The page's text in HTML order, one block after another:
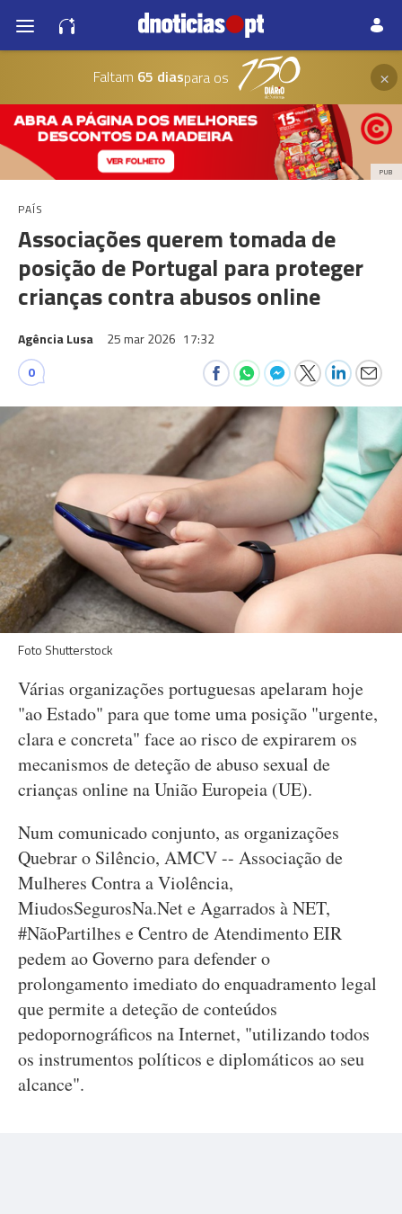
Faltam 65 diaspara os ×
PUB
PAÍS
Associações querem tomada de
posição de Portugal para proteger
crianças contra abusos online
Agência Lusa 25 mar 2026 17:32
0
Foto Shutterstock
Várias organizações portuguesas apelaram hoje
"ao Estado" para que tome uma posição "urgente,
clara e concreta" face ao risco de expirarem os
mecanismos de deteção de abuso sexual de
crianças online na União Europeia (UE).
Num comunicado conjunto, as organizações
Quebrar o Silêncio, AMCV -- Associação de
Mulheres Contra a Violência,
MiudosSegurosNa.Net e Agarrados à NET,
#NãoPartilhes e Centro de Atendimento EIR
pedem ao Governo para defender o
prolongamento imediato do enquadramento legal
que permite a deteção de conteúdos
pedopornográficos na Internet, "utilizando todos
os instrumentos políticos e diplomáticos ao seu
alcance".